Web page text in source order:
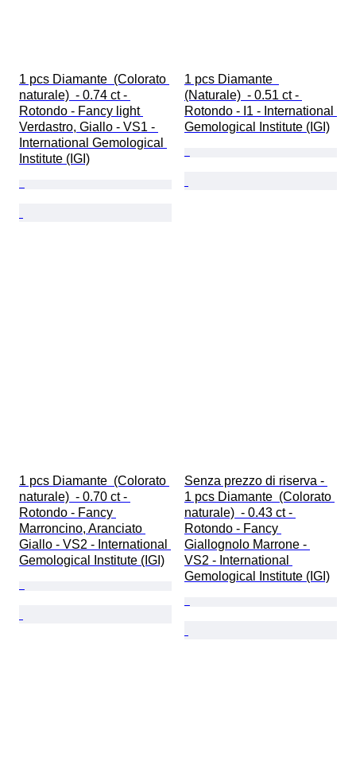
1 pcs Diamante  (Colorato
naturale)  - 0.74 ct -
Rotondo - Fancy light
Verdastro, Giallo - VS1 -
International Gemological
Institute (IGI)
1 pcs Diamante
(Naturale)  - 0.51 ct -
Rotondo - I1 - International
Gemological Institute (IGI)
1 pcs Diamante  (Colorato
naturale)  - 0.70 ct -
Rotondo - Fancy
Marroncino, Aranciato
Giallo - VS2 - International
Gemological Institute (IGI)
Senza prezzo di riserva -
1 pcs Diamante  (Colorato
naturale)  - 0.43 ct -
Rotondo - Fancy
Giallognolo Marrone -
VS2 - International
Gemological Institute (IGI)